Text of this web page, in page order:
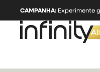
CAMPANHA: Experimente